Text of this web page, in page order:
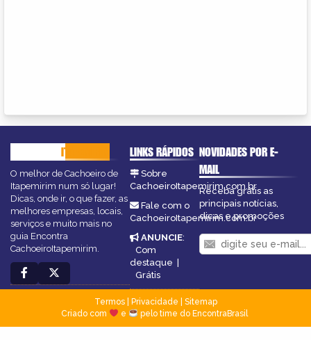
ITAPEMIRIM
O melhor de Cachoeiro de
Itapemirim num só lugar!
Dicas, onde ir, o que fazer, as
melhores empresas, locais,
serviços e muito mais no
guia Encontra
CachoeiroItapemirim.
LINKS RÁPIDOS
Sobre
CachoeiroItapemirim.com.br
Fale com o
CachoeiroItapemirim.com.br
ANUNCIE:
Com
destaque |
Grátis
NOVIDADES POR E-
MAIL
Receba grátis as
principais notícias,
dicas e promoções
Termos| Privacidade
Sitemap
Criado com
e pelo time do EncontraBrasil